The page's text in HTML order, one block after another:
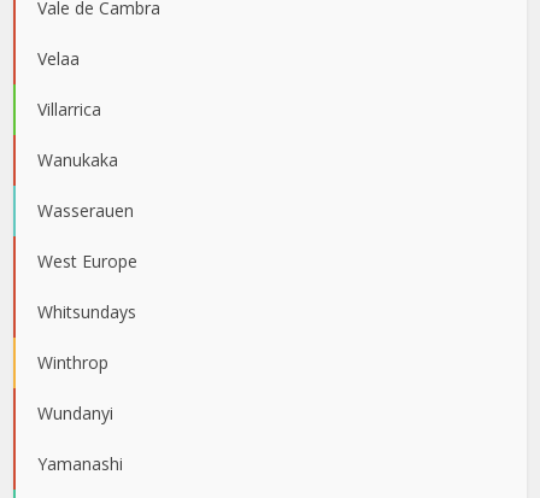
Vale de Cambra
Velaa
Villarrica
Wanukaka
Wasserauen
West Europe
Whitsundays
Winthrop
Wundanyi
Yamanashi